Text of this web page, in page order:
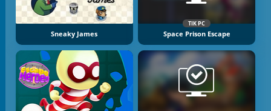
Sneaky James
TIK PC
Space Prison Escape